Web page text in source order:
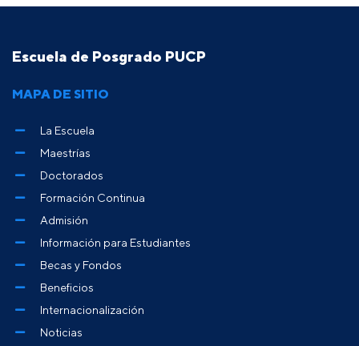
Escuela de Posgrado PUCP
MAPA DE SITIO
La Escuela
Maestrías
Doctorados
Formación Continua
Admisión
Información para Estudiantes
Becas y Fondos
Beneficios
Internacionalización
Noticias